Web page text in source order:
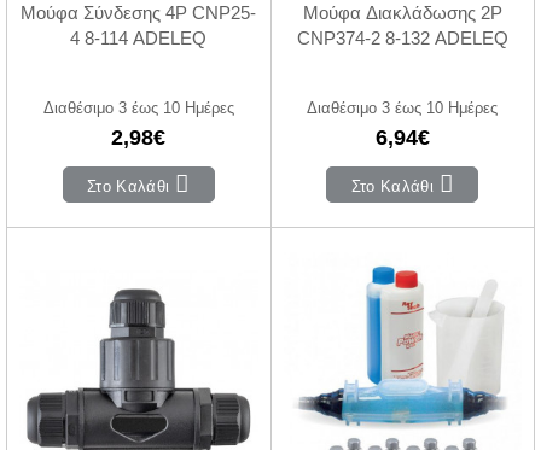
Μούφα Σύνδεσης 4P CNP25-
4 8-114 ADELEQ
Διαθέσιμο 3 έως 10 Ημέρες
2,98€
Στο Καλάθι
Μούφα Διακλάδωσης 2P
CNP374-2 8-132 ADELEQ
Διαθέσιμο 3 έως 10 Ημέρες
6,94€
Στο Καλάθι